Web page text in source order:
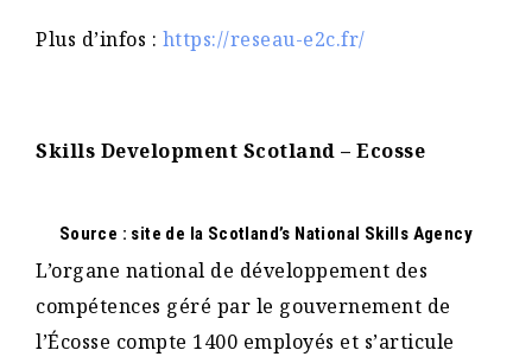
Plus d’infos : https://reseau-e2c.fr/
Skills Development Scotland – Ecosse
Source : site de la Scotland’s National Skills Agency
L’organe national de développement des
compétences géré par le gouvernement de
l’Écosse compte 1400 employés et s’articule